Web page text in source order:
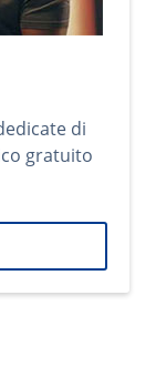
di
gratuito